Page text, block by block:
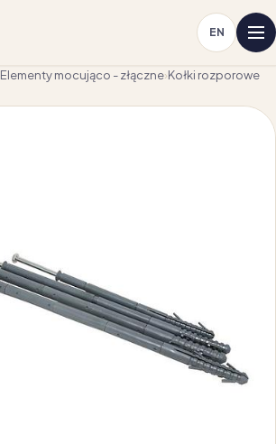
EN
Elementy mocująco - złączne›Kołki rozporowe